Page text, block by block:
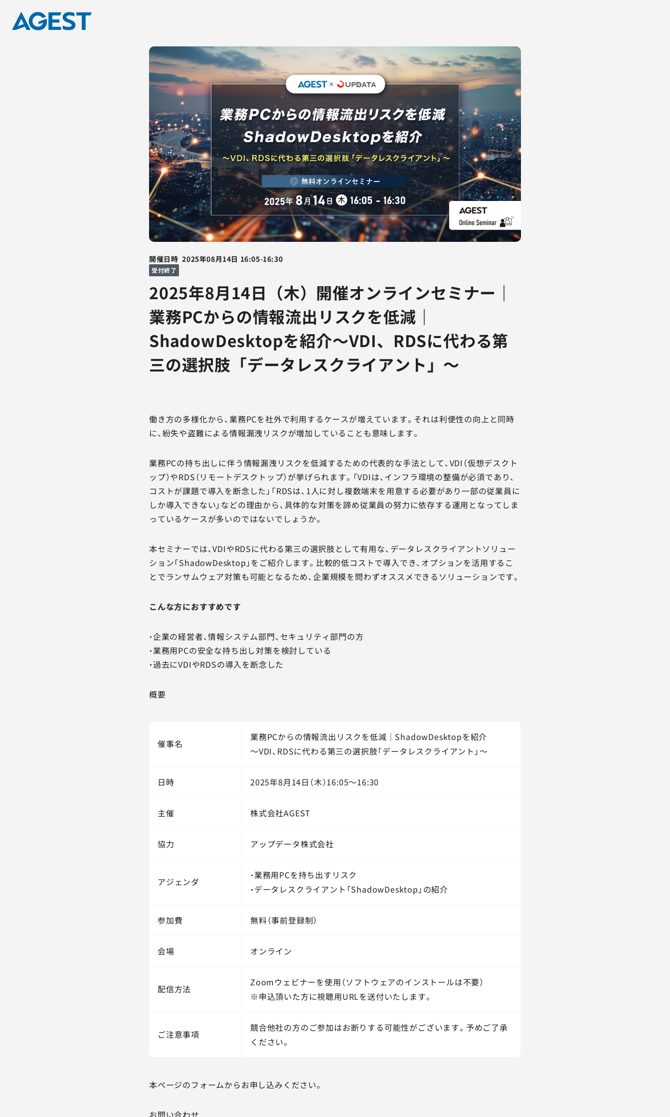
開催日時 2025年08月14日 16:05-16:30
受付終了
2025年8月14日（木）開催オンラインセミナー｜
業務PCからの情報流出リスクを低減｜
ShadowDesktopを紹介～VDI、RDSに代わる第
三の選択肢「データレスクライアント」～
働き方の多様化から、業務PCを社外で利用するケースが増えています。それは利便性の向上と同時
に、紛失や盗難による情報漏洩リスクが増加していることも意味します。
業務PCの持ち出しに伴う情報漏洩リスクを低減するための代表的な手法として、VDI（仮想デスクト
ップ）やRDS（リモートデスクトップ）が挙げられます。「VDIは、インフラ環境の整備が必須であり、
コストが課題で導入を断念した」「RDSは、1人に対し複数端末を用意する必要があり一部の従業員に
しか導入できない」などの理由から、具体的な対策を諦め従業員の努力に依存する運用となってしま
っているケースが多いのではないでしょうか。
本セミナーでは、VDIやRDSに代わる第三の選択肢として有用な、データレスクライアントソリュー
ション「ShadowDesktop」をご紹介します。比較的低コストで導入でき、オプションを活用するこ
とでランサムウェア対策も可能となるため、企業規模を問わずオススメできるソリューションです。
こんな方におすすめです
・企業の経営者、情報システム部門、セキュリティ部門の方
・業務用PCの安全な持ち出し対策を検討している
・過去にVDIやRDSの導入を断念した
概要
催事名
業務PCからの情報流出リスクを低減｜ShadowDesktopを紹介
～VDI、RDSに代わる第三の選択肢「データレスクライアント」～
日時 2025年8月14日（木）16:05～16:30
主催 株式会社AGEST
協力 アップデータ株式会社
アジェンダ
・業務用PCを持ち出すリスク
・データレスクライアント「ShadowDesktop」の紹介
参加費 無料（事前登録制）
会場 オンライン
配信方法
Zoomウェビナーを使用（ソフトウェアのインストールは不要）
※申込頂いた方に視聴用URLを送付いたします。
ご注意事項
競合他社の方のご参加はお断りする可能性がございます。予めご了承
ください。
本ページのフォームからお申し込みください。
お問い合わせ